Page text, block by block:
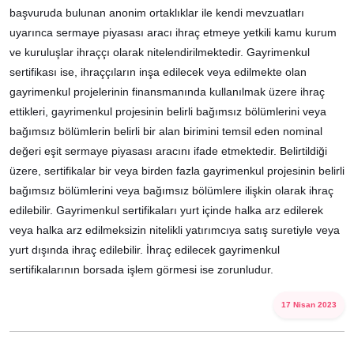
başvuruda bulunan anonim ortaklıklar ile kendi mevzuatları
uyarınca sermaye piyasası aracı ihraç etmeye yetkili kamu kurum
ve kuruluşlar ihraççı olarak nitelendirilmektedir. Gayrimenkul
sertifikası ise, ihraççıların inşa edilecek veya edilmekte olan
gayrimenkul projelerinin finansmanında kullanılmak üzere ihraç
ettikleri, gayrimenkul projesinin belirli bağımsız bölümlerini veya
bağımsız bölümlerin belirli bir alan birimini temsil eden nominal
değeri eşit sermaye piyasası aracını ifade etmektedir. Belirtildiği
üzere, sertifikalar bir veya birden fazla gayrimenkul projesinin belirli
bağımsız bölümlerini veya bağımsız bölümlere ilişkin olarak ihraç
edilebilir. Gayrimenkul sertifikaları yurt içinde halka arz edilerek
veya halka arz edilmeksizin nitelikli yatırımcıya satış suretiyle veya
yurt dışında ihraç edilebilir. İhraç edilecek gayrimenkul
sertifikalarının borsada işlem görmesi ise zorunludur.
17 Nisan 2023